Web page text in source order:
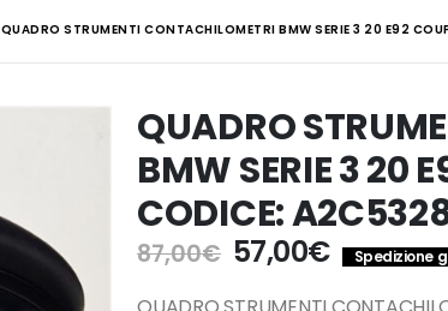
QUADRO STRUMENTI CONTACHILOMETRI BMW SERIE 3 20 E92
QUADRO
BMW SERIE 3 20
CODICE:
87,00€ Il
prezzo
57,00€Il
prezzo
Spedizione